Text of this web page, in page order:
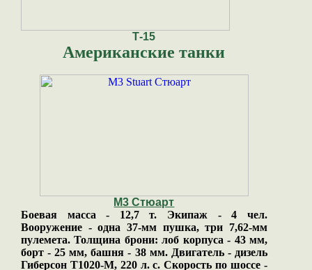
Т-15
Американские танки
М3 Стюарт
Боевая масса - 12,7 т. Экипаж - 4 чел.
Вооружение - одна 37-мм пушка, три 7,62-мм
пулемета. Толщина брони: лоб корпуса - 43 мм,
борт - 25 мм, башня - 38 мм. Двигатель - дизель
Гиберсон Т1020-М, 220 л. с. Скорость по шоссе -